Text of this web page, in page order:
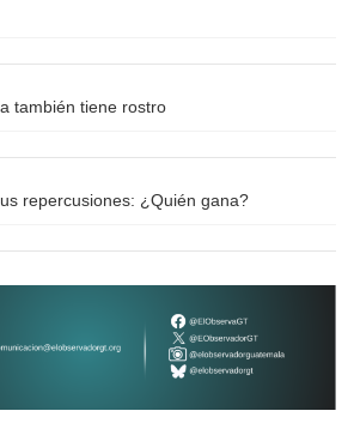
también tiene rostro
repercusiones: ¿Quién gana?